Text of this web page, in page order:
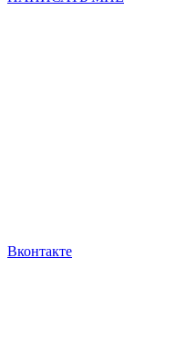
Вконтакте